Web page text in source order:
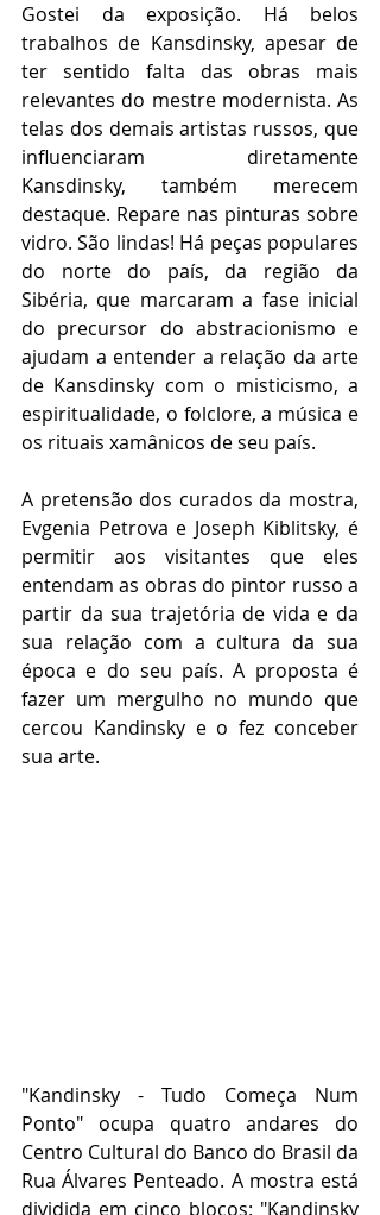
Gostei da exposição. Há belos
trabalhos de Kansdinsky, apesar de
ter sentido falta das obras mais
relevantes do mestre modernista. As
telas dos demais artistas russos, que
influenciaram diretamente
Kansdinsky, também merecem
destaque. Repare nas pinturas sobre
vidro. São lindas! Há peças populares
do norte do país, da região da
Sibéria, que marcaram a fase inicial
do precursor do abstracionismo e
ajudam a entender a relação da arte
de Kansdinsky com o misticismo, a
espiritualidade, o folclore, a música e
os rituais xamânicos de seu país.
A pretensão dos curados da mostra,
Evgenia Petrova e Joseph Kiblitsky, é
permitir aos visitantes que eles
entendam as obras do pintor russo a
partir da sua trajetória de vida e da
sua relação com a cultura da sua
época e do seu país. A proposta é
fazer um mergulho no mundo que
cercou Kandinsky e o fez conceber
sua arte.
"Kandinsky - Tudo Começa Num
Ponto" ocupa quatro andares do
Centro Cultural do Banco do Brasil da
Rua Álvares Penteado. A mostra está
dividida em cinco blocos: "Kandinsky